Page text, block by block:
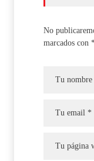
No
marcados con